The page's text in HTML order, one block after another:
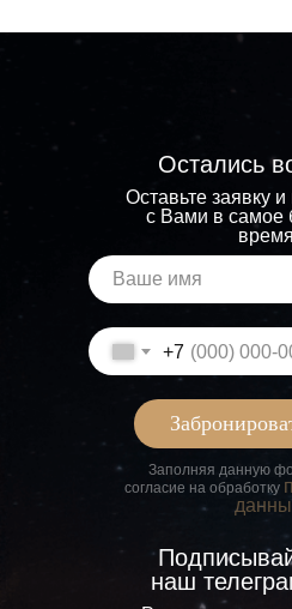
Заполняя данную
согласие на обработку
Остались
Оставьте заявку
с Вами в самое
+7
наш